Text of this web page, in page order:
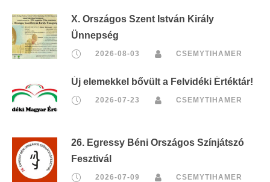
X. Országos Szent István Király
Ünnepség
2026-08-03 CSEMYTIHAMER
Új elemekkel bővült a Felvidéki Értéktár!
2026-07-23 CSEMYTIHAMER
26. Egressy Béni Országos Színjátszó
Fesztivál
2026-07-09 CSEMYTIHAMER